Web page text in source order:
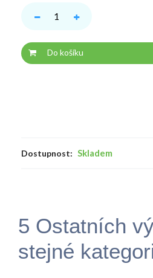
Do košíku
Dostupnost: Skladem
5 Ostatních
stejné